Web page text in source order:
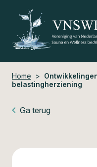
Home >
belastingherziening
Ga terug